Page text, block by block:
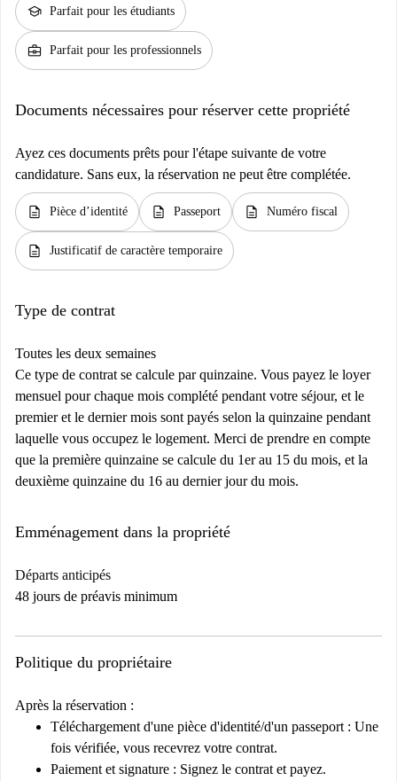
school Parfait pour les étudiants
business_center Parfait pour les professionnels
Documents nécessaires pour réserver cette propriété
Ayez ces documents prêts pour l'étape suivante de votre
candidature. Sans eux, la réservation ne peut être complétée.
description Pièce d’identité description Passeport description Numéro fiscal
description Justificatif de caractère temporaire
Type de contrat
Toutes les deux semaines
Ce type de contrat se calcule par quinzaine. Vous payez le loyer
mensuel pour chaque mois complété pendant votre séjour, et le
premier et le dernier mois sont payés selon la quinzaine pendant
laquelle vous occupez le logement. Merci de prendre en compte
que la première quinzaine se calcule du 1er au 15 du mois, et la
deuxième quinzaine du 16 au dernier jour du mois.
Emménagement dans la propriété
Départs anticipés
48 jours de préavis minimum
Politique du propriétaire
Après la réservation :
Téléchargement d'une pièce d'identité/d'un passeport : Une
fois vérifiée, vous recevrez votre contrat.
Paiement et signature : Signez le contrat et payez.